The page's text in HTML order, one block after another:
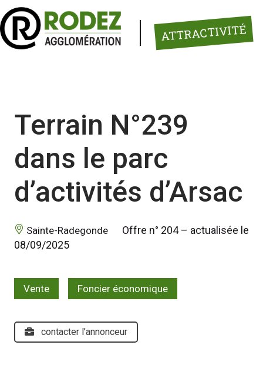
ATTRACTIVITÉ
Terrain N°239
dans le parc
d’activités d’Arsac
Sainte-Radegonde
Offre n° 204 – actualisée le
08/09/2025
Vente Foncier économique
contacter l’annonceur